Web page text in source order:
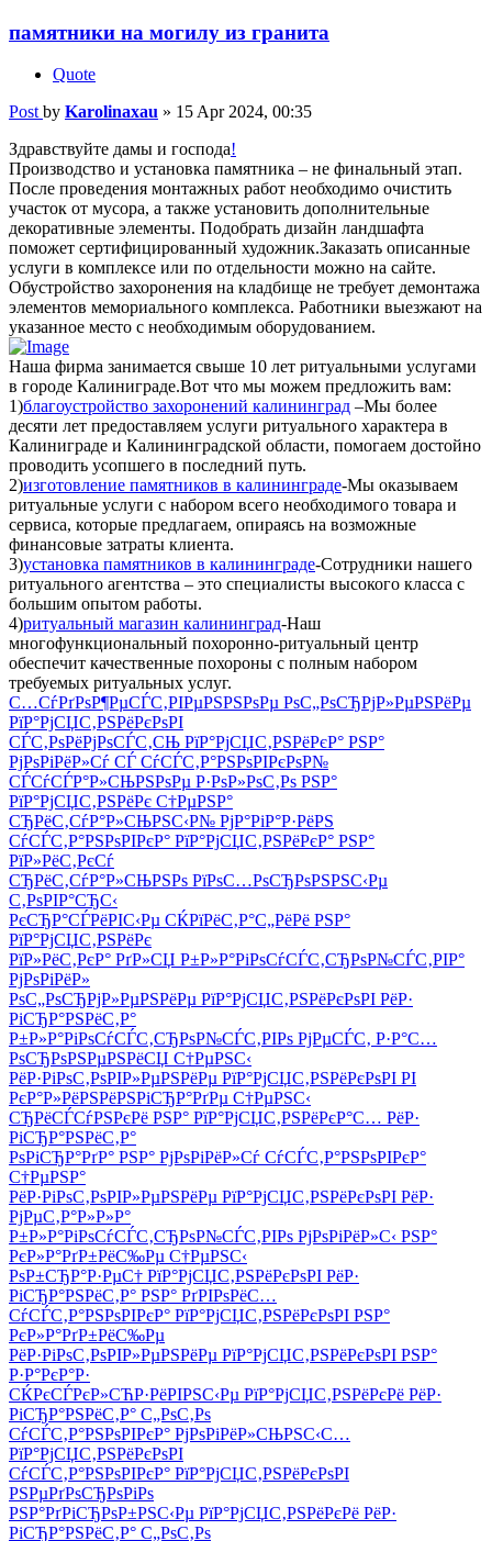
памятники на могилу из гранита
Quote
Post by Karolinaxau » 15 Apr 2024, 00:35
Здравствуйте дамы и господа!
Производство и установка памятника – не финальный этап.
После проведения монтажных работ необходимо очистить
участок от мусора, а также установить дополнительные
декоративные элементы. Подобрать дизайн ландшафта
поможет сертифицированный художник.Заказать описанные
услуги в комплексе или по отдельности можно на сайте.
Обустройство захоронения на кладбище не требует демонтажа
элементов мемориального комплекса. Работники выезжают на
указанное место с необходимым оборудованием.
Наша фирма занимается свыше 10 лет ритуальными услугами
в городе Калиниграде.Вот что мы можем предложить вам:
1)благоустройство захоронений калининград –Мы более
десяти лет предоставляем услуги ритуального характера в
Калиниграде и Калининградской области, помогаем достойно
проводить усопшего в последний путь.
2)изготовление памятников в калининграде-Мы оказываем
ритуальные услуги с набором всего необходимого товара и
сервиса, которые предлагаем, опираясь на возможные
финансовые затраты клиента.
3)установка памятников в калининграде-Сотрудники нашего
ритуального агентства – это специалисты высокого класса с
большим опытом работы.
4)ритуальный магазин калининград-Наш
многофункциональный похоронно-ритуальный центр
обеспечит качественные похороны с полным набором
требуемых ритуальных услуг.
С…СѓРґРѕР¶РµСЃС‚РІРµРЅРЅРѕРµ РѕС„РѕСЂРјР»РµРЅРёРµ
РїР°РјСЏС‚РЅРёРєРѕРІ
СЃС‚РѕРёРјРѕСЃС‚СЊ РїР°РјСЏС‚РЅРёРєР° РЅР°
РјРѕРіРёР»Сѓ СЃ СѓСЃС‚Р°РЅРѕРІРєРѕР№
СЃСѓСЃР°Р»СЊРЅРѕРµ Р·РѕР»РѕС‚Рѕ РЅР°
РїР°РјСЏС‚РЅРёРє С†РµРЅР°
СЂРёС‚СѓР°Р»СЊРЅС‹Р№ РјР°РіР°Р·РёРЅ
СѓСЃС‚Р°РЅРѕРІРєР° РїР°РјСЏС‚РЅРёРєР° РЅР°
РїР»РёС‚РєСѓ
СЂРёС‚СѓР°Р»СЊРЅРѕ РїРѕС…РѕСЂРѕРЅРЅС‹Рµ
С‚РѕРІР°СЂС‹
РєСЂР°СЃРёРІС‹Рµ СЌРїРёС‚Р°С„РёРё РЅР°
РїР°РјСЏС‚РЅРёРє
РїР»РёС‚РєР° РґР»СЏ Р±Р»Р°РіРѕСѓСЃС‚СЂРѕР№СЃС‚РІР°
РјРѕРіРёР»
РѕС„РѕСЂРјР»РµРЅРёРµ РїР°РјСЏС‚РЅРёРєРѕРІ РёР·
РіСЂР°РЅРёС‚Р°
Р±Р»Р°РіРѕСѓСЃС‚СЂРѕР№СЃС‚РІРѕ РјРµСЃС‚ Р·Р°С…
РѕСЂРѕРЅРµРЅРёСЏ С†РµРЅС‹
РёР·РіРѕС‚РѕРІР»РµРЅРёРµ РїР°РјСЏС‚РЅРёРєРѕРІ РІ
РєР°Р»РёРЅРёРЅРіСЂР°РґРµ С†РµРЅС‹
СЂРёСЃСѓРЅРєРё РЅР° РїР°РјСЏС‚РЅРёРєР°С… РёР·
РіСЂР°РЅРёС‚Р°
РѕРіСЂР°РґР° РЅР° РјРѕРіРёР»Сѓ СѓСЃС‚Р°РЅРѕРІРєР°
С†РµРЅР°
РёР·РіРѕС‚РѕРІР»РµРЅРёРµ РїР°РјСЏС‚РЅРёРєРѕРІ РёР·
РјРµС‚Р°Р»Р»Р°
Р±Р»Р°РіРѕСѓСЃС‚СЂРѕР№СЃС‚РІРѕ РјРѕРіРёР»С‹ РЅР°
РєР»Р°РґР±РёС‰Рµ С†РµРЅС‹
РѕР±СЂР°Р·РµС† РїР°РјСЏС‚РЅРёРєРѕРІ РёР·
РіСЂР°РЅРёС‚Р° РЅР° РґРІРѕРёС…
СѓСЃС‚Р°РЅРѕРІРєР° РїР°РјСЏС‚РЅРёРєРѕРІ РЅР°
РєР»Р°РґР±РёС‰Рµ
РёР·РіРѕС‚РѕРІР»РµРЅРёРµ РїР°РјСЏС‚РЅРёРєРѕРІ РЅР°
Р·Р°РєР°Р·
СЌРєСЃРєР»СЋР·РёРІРЅС‹Рµ РїР°РјСЏС‚РЅРёРєРё РёР·
РіСЂР°РЅРёС‚Р° С„РѕС‚Рѕ
СѓСЃС‚Р°РЅРѕРІРєР° РјРѕРіРёР»СЊРЅС‹С…
РїР°РјСЏС‚РЅРёРєРѕРІ
СѓСЃС‚Р°РЅРѕРІРєР° РїР°РјСЏС‚РЅРёРєРѕРІ
РЅРµРґРѕСЂРѕРіРѕ
РЅР°РґРіСЂРѕР±РЅС‹Рµ РїР°РјСЏС‚РЅРёРєРё РёР·
РіСЂР°РЅРёС‚Р° С„РѕС‚Рѕ